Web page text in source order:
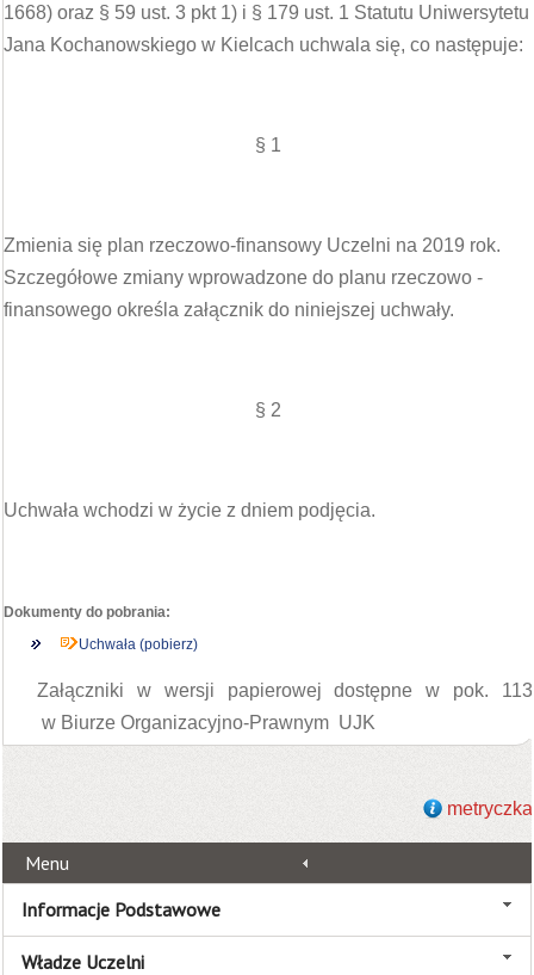
1668) oraz § 59 ust. 3 pkt 1) i § 179 ust. 1 Statutu Uniwersytetu
Jana Kochanowskiego w Kielcach uchwala się, co następuje:
§ 1
Zmienia się plan rzeczowo-finansowy Uczelni na 2019 rok.
Szczegółowe zmiany wprowadzone do planu rzeczowo -
finansowego określa załącznik do niniejszej uchwały.
§ 2
Uchwała wchodzi w życie z dniem podjęcia.
Dokumenty do pobrania:
Uchwała (pobierz)
Załączniki w wersji papierowej dostępne w pok. 113
w Biurze Organizacyjno-Prawnym UJK
metryczka
Menu
Informacje Podstawowe
Władze Uczelni